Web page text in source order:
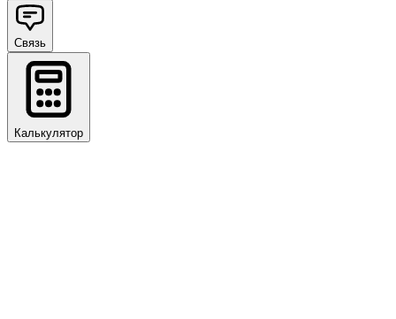
Связь
Калькулятор